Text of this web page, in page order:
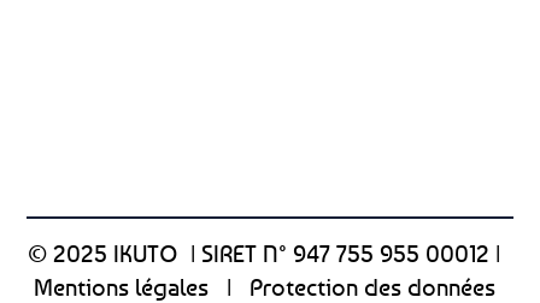
© 2025 IKUTO | SIRET N° 947 755 955 00012 |
Mentions légales | Protection des données